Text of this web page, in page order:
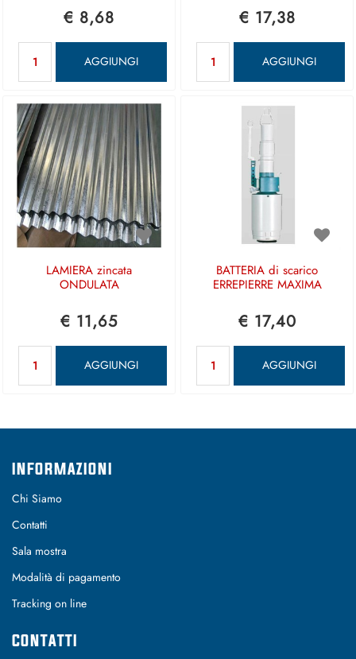
€ 8,68
AGGIUNGI
€ 17,38
AGGIUNGI
LAMIERA zincata
ONDULATA
€ 11,65
AGGIUNGI
BATTERIA di scarico
ERREPIERRE MAXIMA
€ 17,40
AGGIUNGI
INFORMAZIONI
Chi Siamo
Contatti
Sala mostra
Modalità di pagamento
Tracking on line
CONTATTI